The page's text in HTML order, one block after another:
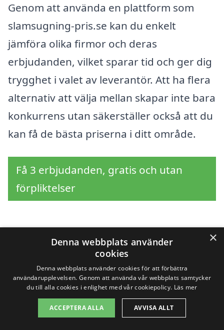
Genom att använda en plattform som
slamsugning-pris.se kan du enkelt
jämföra olika firmor och deras
erbjudanden, vilket sparar tid och ger dig
trygghet i valet av leverantör. Att ha flera
alternativ att välja mellan skapar inte bara
konkurrens utan säkerställer också att du
kan få de bästa priserna i ditt område.
Få 3 erbjudanden, gratis och utan
förpliktelser
Sök efter en
professionell för
slamsugning i andra
städer nära Myresjö
×
Denna webbplats använder
cookies
Denna webbplats använder cookies för att förbättra
användarupplevelsen. Genom att använda vår webbplats samtycker
du till alla cookies i enlighet med vår cookiepolicy. Läs mer
ACCEPTERA ALLA AVVISA ALLT